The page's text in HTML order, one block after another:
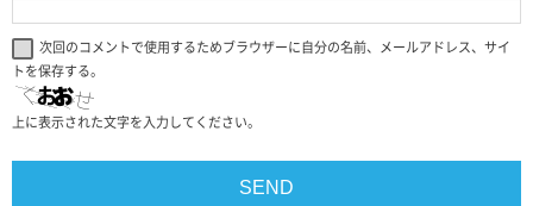
次回のコメントで使用するためブラウザーに自分の名前、メールアドレス、サイ
トを保存する。
上に表示された文字を入力してください。